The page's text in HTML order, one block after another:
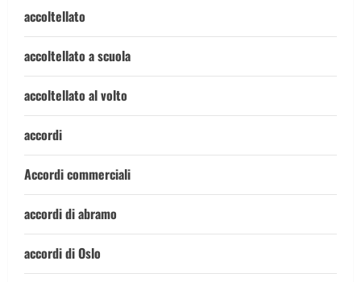
accoltellato
accoltellato a scuola
accoltellato al volto
accordi
Accordi commerciali
accordi di abramo
accordi di Oslo